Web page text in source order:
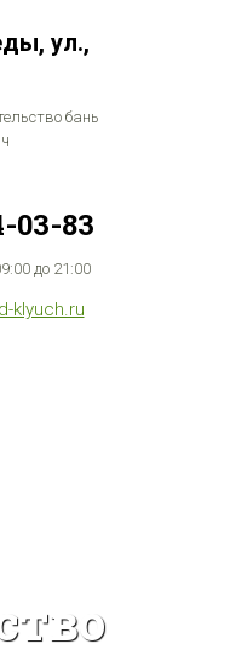
ул.,
бань
03-83
до 21:00
klyuch.ru